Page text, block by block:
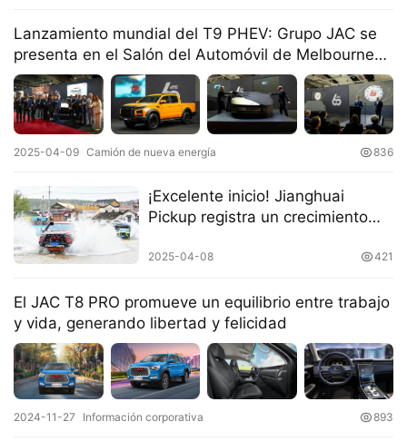
a
m
i
ó
n
d
n
u
v
e
n
e
r
g
í
Sign in Sign up
Lanzamiento mundial del T9 PHEV: Grupo JAC se
presenta en el Salón del Automóvil de Melbourne
2025
2025-04-09 Camión de nueva energía 836
¡Excelente inicio! Jianghuai
Pickup registra un crecimiento
el primer trimestre, ampliando
2025-04-08 421
El JAC T8 PRO promueve un equilibrio entre trabajo
y vida, generando libertad y felicidad
2024-11-27 Información corporativa 893